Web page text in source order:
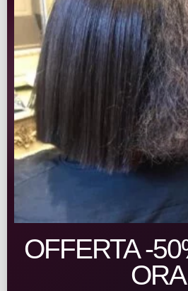
OFFERTA -
ORA